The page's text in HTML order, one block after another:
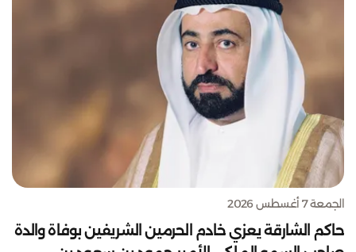
الجمعة 7 أغسطس 2026
حاكم الشارقة يعزي خادم الحرمين الشريفين بوفاة والدة